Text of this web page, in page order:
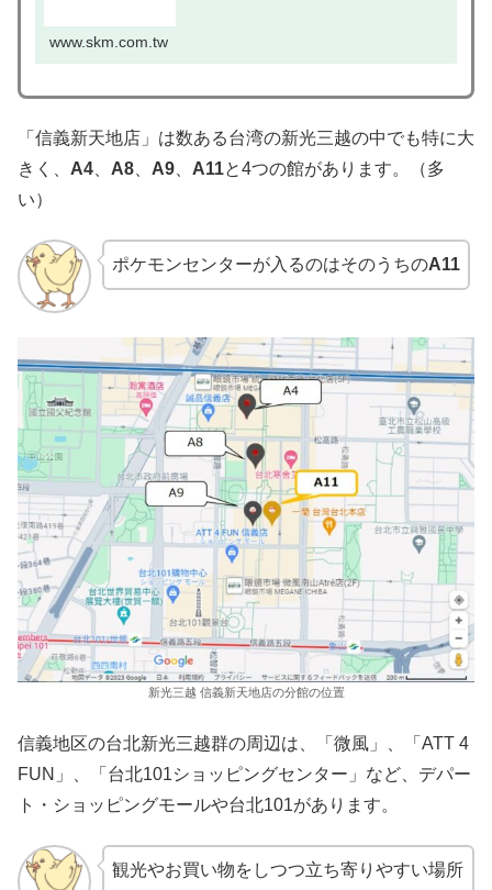
www.skm.com.tw
「信義新天地店」は数ある台湾の新光三越の中でも特に大
きく、 A4 A8 A9 A11と4つの館があります。（多
い）
ポケモンセンターが入るのはそのうちのA11
新光三越 信義新天地店の分館の位置
信義地区の台北新光三越群の周辺は、「微風」、「ATT 4
FUN」、「台北101ショッピングセンター」など、デパー
ト・ショッピングモールや台北101があります。
観光やお買い物をしつつ立ち寄りやすい場所